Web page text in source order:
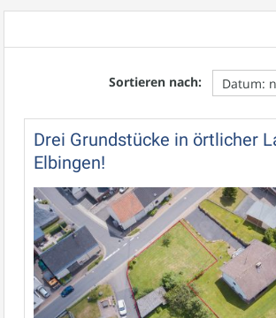
Sortieren nach:
Drei Grundstücke in örtlicher
Elbingen!